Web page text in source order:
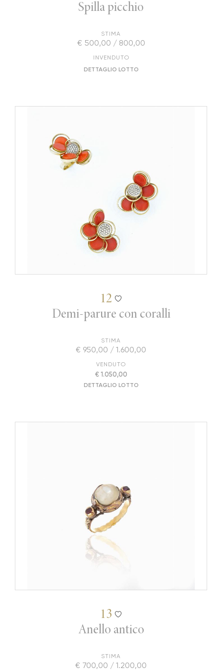
Spilla picchio
STIMA
€ 500,00 / 800,00
INVENDUTO
DETTAGLIO LOTTO
12
Demi-parure con coralli
STIMA
€ 950,00 / 1.600,00
VENDUTO
€ 1.050,00
DETTAGLIO LOTTO
13
Anello antico
STIMA
€ 700,00 / 1.200,00